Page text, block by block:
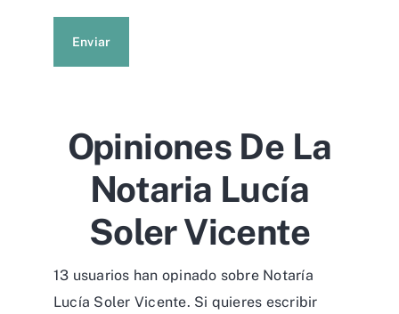
Enviar
Opiniones De La
Notaria Lucía
Soler Vicente
13 usuarios han opinado sobre Notaría
Lucía Soler Vicente. Si quieres escribir